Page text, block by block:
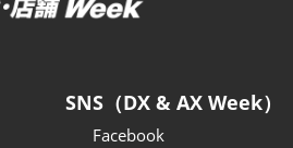
SNS（DX & AX Week）
Facebook